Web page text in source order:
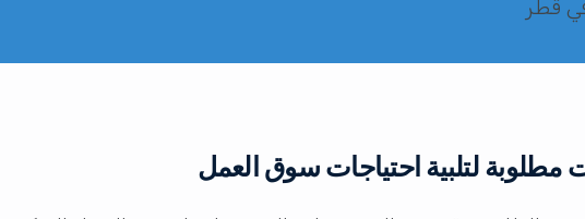
لتلبية احتياجات سوق العمل